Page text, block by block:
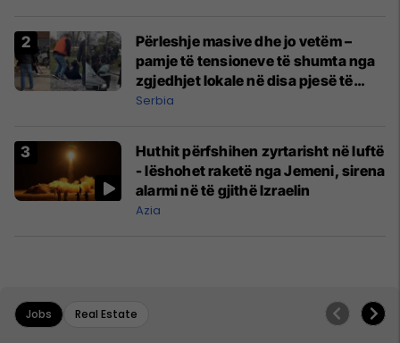
Përleshje masive dhe jo vetëm –
pamje të tensioneve të shumta nga
zgjedhjet lokale në disa pjesë të
Serbisë
Serbia
Huthit përfshihen zyrtarisht në luftë
- lëshohet raketë nga Jemeni, sirena
alarmi në të gjithë Izraelin
Azia
Jobs Real Estate